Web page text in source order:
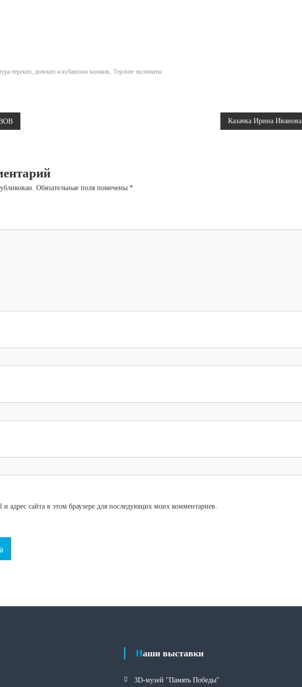
терских, донских и кубанских казаков Терские экспонаты
Казачка Ирина Иванова
Обязательные поля помечены *
адрес сайта в этом браузере для последующих моих комментариев.
Наши выставки
3D-музей "Память Победы"